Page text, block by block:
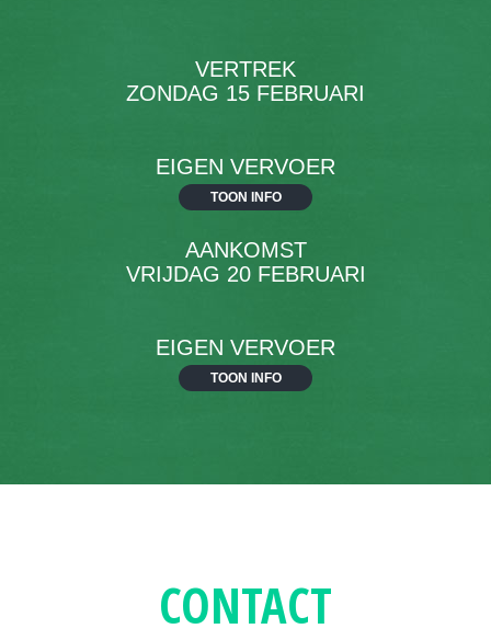
VERTREK
ZONDAG 15 FEBRUARI
EIGEN VERVOER
TOON INFO
AANKOMST
VRIJDAG 20 FEBRUARI
EIGEN VERVOER
TOON INFO
CONTACT